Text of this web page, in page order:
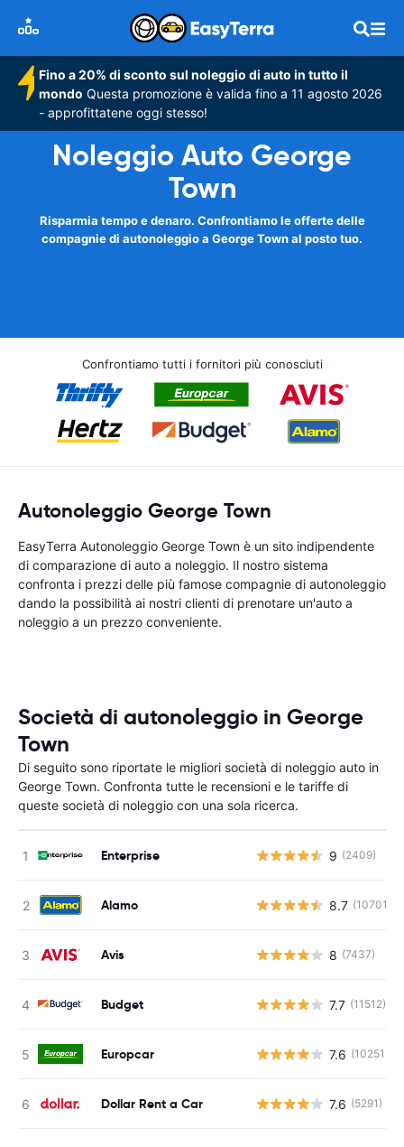
Fino a 20% di sconto sul noleggio di auto in tutto il
mondo Questa promozione è valida fino a 11 agosto 2026
- approfittatene oggi stesso!
Noleggio Auto George
Town
Risparmia tempo e denaro. Confrontiamo le offerte delle
compagnie di autonoleggio a George Town al posto tuo.
Confrontiamo tutti i fornitori più conosciuti
Autonoleggio George Town
EasyTerra Autonoleggio George Town è un sito indipendente
di comparazione di auto a noleggio. Il nostro sistema
confronta i prezzi delle più famose compagnie di autonoleggio
dando la possibilità ai nostri clienti di prenotare un'auto a
noleggio a un prezzo conveniente.
Società di autonoleggio in George
Town
Di seguito sono riportate le migliori società di noleggio auto in
George Town. Confronta tutte le recensioni e le tariffe di
queste società di noleggio con una sola ricerca.
Enterprise 9 (2409)
Alamo 8.7 (10701)
Avis 8 (7437)
Budget 7.7 (11512)
Europcar 7.6 (10251)
Dollar Rent a Car 7.6 (5291)